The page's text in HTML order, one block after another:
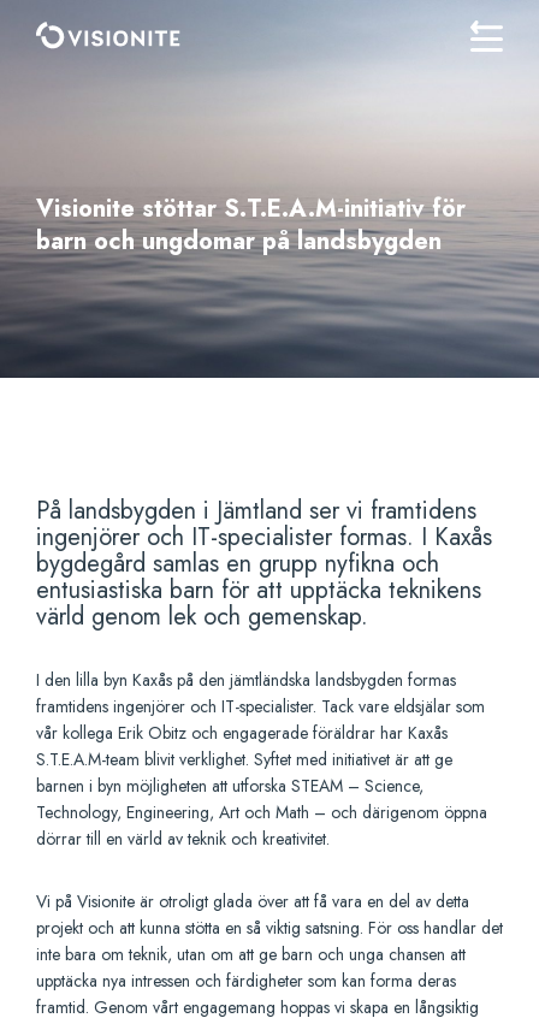
Visionite stöttar S.T.E.A.M-initiativ för
barn och ungdomar på landsbygden
På landsbygden i Jämtland ser vi framtidens
ingenjörer och IT-specialister formas. I Kaxås
bygdegård samlas en grupp nyfikna och
entusiastiska barn för att upptäcka teknikens
värld genom lek och gemenskap.
I den lilla byn Kaxås på den jämtländska landsbygden formas
framtidens ingenjörer och IT-specialister. Tack vare eldsjälar som
vår kollega Erik Obitz och engagerade föräldrar har Kaxås
S.T.E.A.M-team blivit verklighet. Syftet med initiativet är att ge
barnen i byn möjligheten att utforska STEAM – Science,
Technology, Engineering, Art och Math – och därigenom öppna
dörrar till en värld av teknik och kreativitet.
Vi på Visionite är otroligt glada över att få vara en del av detta
projekt och att kunna stötta en så viktig satsning. För oss handlar det
inte bara om teknik, utan om att ge barn och unga chansen att
upptäcka nya intressen och färdigheter som kan forma deras
framtid. Genom vårt engagemang hoppas vi skapa en långsiktig